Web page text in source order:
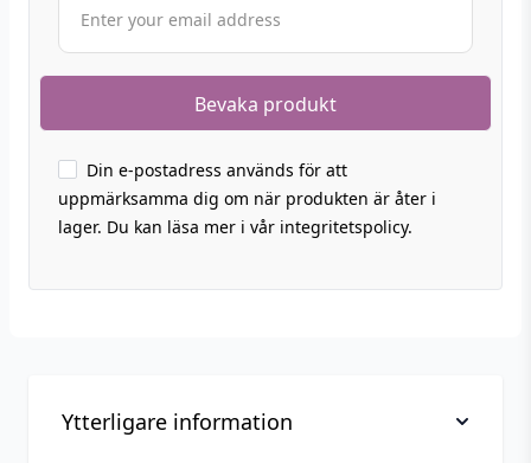
Din e-postadress används för att
uppmärksamma dig om när produkten är åter i
lager. Du kan läsa mer i vår integritetspolicy.
Ytterligare information